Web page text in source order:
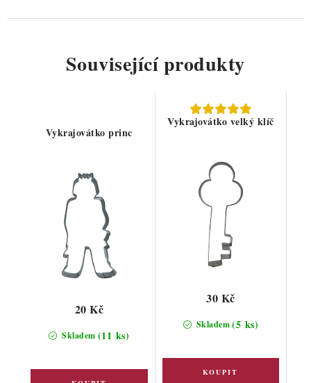
Související produkty
Vykrajovátko princ
Skladem (11 ks)
20 Kč
Vykrajovátko velký klíč
Skladem(5 ks)
30 Kč